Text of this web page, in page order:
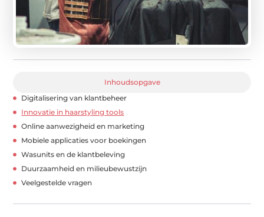
Inhoudsopgave
Digitalisering van klantbeheer
Innovatie in haarstyling tools
Online aanwezigheid en marketing
Mobiele applicaties voor boekingen
Wasunits en de klantbeleving
Duurzaamheid en milieubewustzijn
Veelgestelde vragen